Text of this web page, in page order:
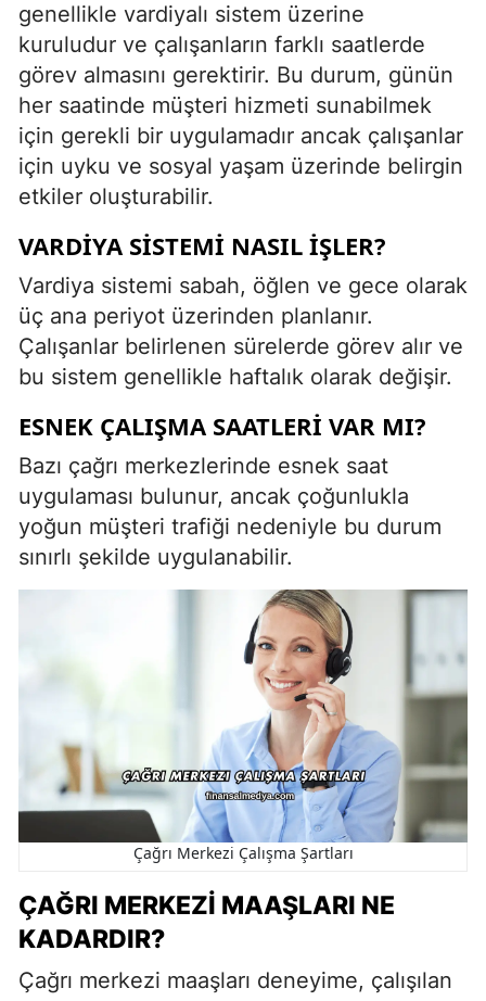
genellikle vardiyalı sistem üzerine
kuruludur ve çalışanların farklı saatlerde
görev almasını gerektirir. Bu durum, günün
her saatinde müşteri hizmeti sunabilmek
için gerekli bir uygulamadır ancak çalışanlar
için uyku ve sosyal yaşam üzerinde belirgin
etkiler oluşturabilir.
VARDIYA SISTEMI NASIL İŞLER?
Vardiya sistemi sabah, öğlen ve gece olarak
üç ana periyot üzerinden planlanır.
Çalışanlar belirlenen sürelerde görev alır ve
bu sistem genellikle haftalık olarak değişir.
ESNEK ÇALIŞMA SAATLERI VAR MI?
Bazı çağrı merkezlerinde esnek saat
uygulaması bulunur, ancak çoğunlukla
yoğun müşteri trafiği nedeniyle bu durum
sınırlı şekilde uygulanabilir.
Çağrı Merkezi Çalışma Şartları
ÇAĞRI MERKEZI MAAŞLARI NE
KADARDIR?
Çağrı merkezi maaşları deneyime, çalışılan